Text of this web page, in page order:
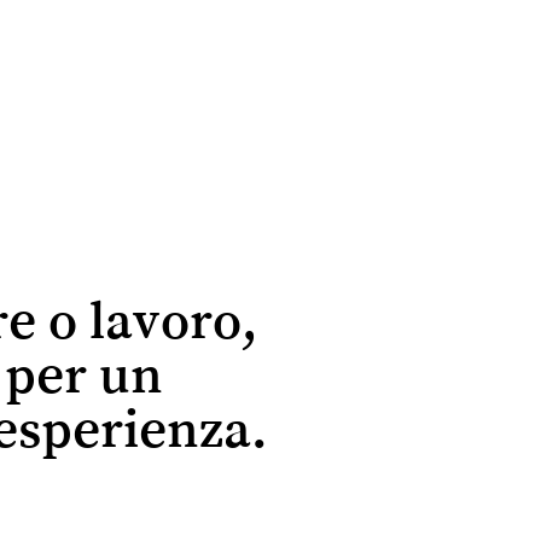
o lavoro,
un